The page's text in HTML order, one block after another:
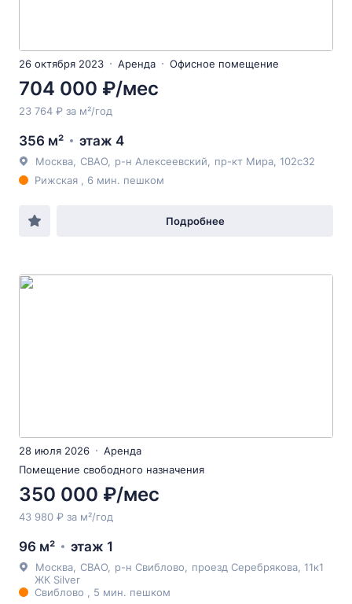
26 октября 2023 Аренда Офисное помещение
704 000 ₽/мес
23 764 ₽ за м²/год
356 м² этаж 4
Москва СВАО р-н Алексеевский пр-кт Мира , 102с32
Рижская , 6 мин. пешком
Подробнее
28 июля 2026
Аренда
Помещение свободного назначения
350 000 ₽/мес
43 980 ₽ за м²/год
96 м² этаж 1
Москва СВАО р-н Свиблово проезд Серебрякова , 11к1
ЖК Silver
Свиблово , 5 мин. пешком